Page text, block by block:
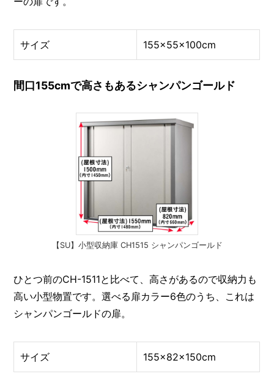
サイズ 155×55×100cm
間口155cmで高さもあるシャンパンゴールド
【SU】小型収納庫 CH1515 シャンパンゴールド
ひとつ前のCH-1511と比べて、高さがあるので収納力も
高い小型物置です。選べる扉カラー6色のうち、これは
シャンパンゴールドの扉。
サイズ 155×82×150cm